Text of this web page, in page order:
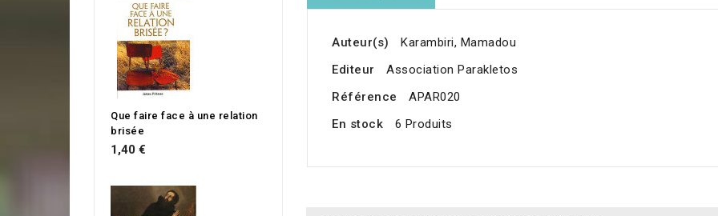
Auteur(s)
Karambiri, Mamadou
Editeur
Association Parakletos
Référence
APAR020
En stock
6 Produits
Que faire face à une relation
brisée
1,40 €